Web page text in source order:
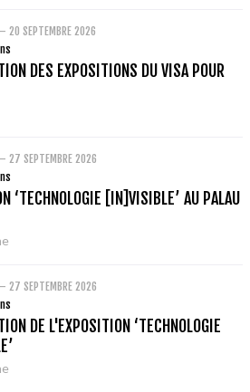
20 SEPTEMBRE 2026
DES EXPOSITIONS DU VISA POUR
27 SEPTEMBRE 2026
‘TECHNOLOGIE [IN]VISIBLE’ AU PALAU
27 SEPTEMBRE 2026
DE L'EXPOSITION ‘TECHNOLOGIE